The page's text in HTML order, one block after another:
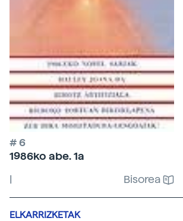
# 6
1986ko abe. 1a
|
Bisorea
ELKARRIZKETAK